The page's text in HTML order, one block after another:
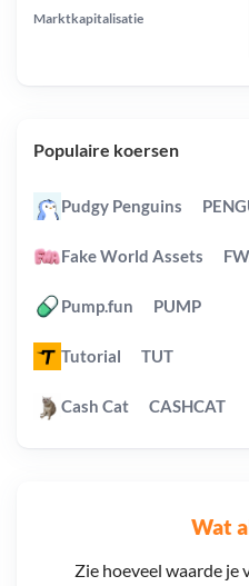
Wat
Zie hoeveel waarde je
Marktkapitalisatie
Populaire koersen
Pudgy Penguins
Fake World Assets
Pump.fun PUMP
Tutorial TUT
Cash Cat CASHCAT